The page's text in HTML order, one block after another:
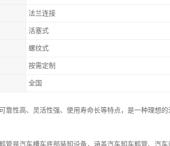
法兰连接
活塞式
螺纹式
按需定制
全国
靠性高、灵活性强、使用寿命长等特点，是一种理想
管是汽车槽车底部装卸设备，涵盖汽车卸车鹤管、汽